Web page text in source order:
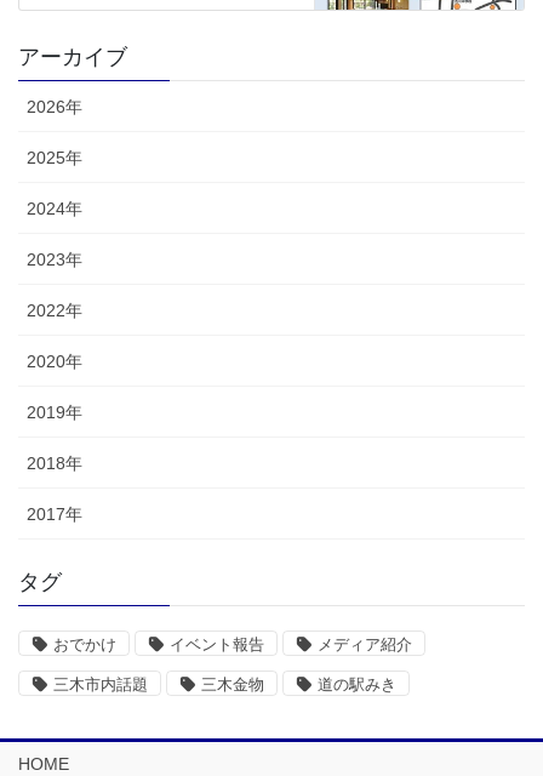
アーカイブ
2026年
2025年
2024年
2023年
2022年
2020年
2019年
2018年
2017年
タグ
おでかけ イベント報告 メディア紹介
三木市内話題 三木金物 道の駅みき
HOME